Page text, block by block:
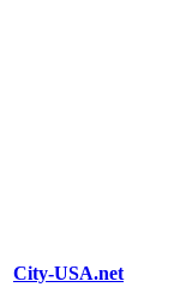
City-USA.net